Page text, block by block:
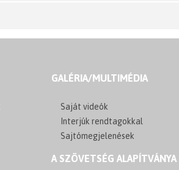
GALÉRIA/MULTIMÉDIA
Saját videók
Interjúk rendtagokkal
Sajtómegjelenések
A SZÖVETSÉG ALAPÍTVÁNYA